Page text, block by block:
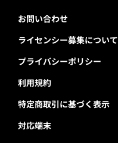
お問い合わせ
ライセンシー募集について
プライバシーポリシー
利用規約
特定商取引に基づく表示
対応端末